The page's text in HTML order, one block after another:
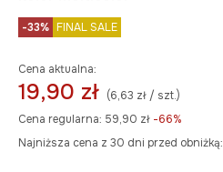
-33% FINAL SALE
Cena aktualna:
19,90 zł (6,63 zł / szt.)
Cena regularna: 59,90 zł -66%
Najniższa cena z 30 dni przed obniżką: